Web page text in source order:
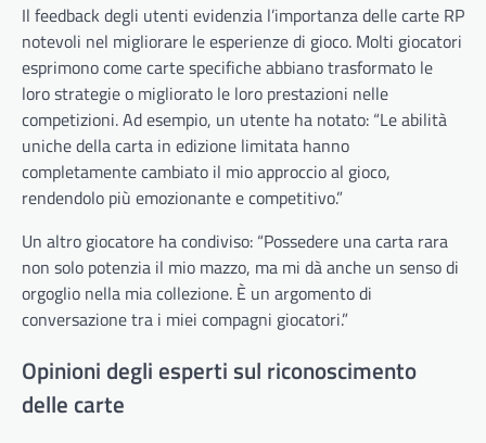
Il feedback degli utenti evidenzia l’importanza delle carte RP
notevoli nel migliorare le esperienze di gioco. Molti giocatori
esprimono come carte specifiche abbiano trasformato le
loro strategie o migliorato le loro prestazioni nelle
competizioni. Ad esempio, un utente ha notato: “Le abilità
uniche della carta in edizione limitata hanno
completamente cambiato il mio approccio al gioco,
rendendolo più emozionante e competitivo.”
Un altro giocatore ha condiviso: “Possedere una carta rara
non solo potenzia il mio mazzo, ma mi dà anche un senso di
orgoglio nella mia collezione. È un argomento di
conversazione tra i miei compagni giocatori.”
Opinioni degli esperti sul riconoscimento
delle carte